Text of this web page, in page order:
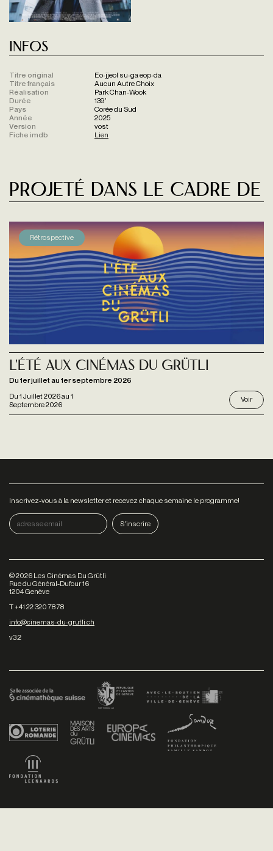
Infos
Titre original
Eo-jjeol su-ga eop-da
Titre français
Aucun Autre Choix
Réalisation
Park Chan-Wook
Durée
139'
Pays
Corée du Sud
Année
2025
Version
vost
Fiche imdb
Lien
Projeté dans le cadre de
Rétrospective
Du 1 Juillet 2026au 1
Septembre 2026
L'été aux Cinémas du Grütli
Du 1er juillet au 1er septembre 2026
Voir
Inscrivez-vous à la newsletter et recevez chaque semaine le programme!
©2026 Les Cinémas Du Grütli
Rue du Général-Dufour 16
1204 Genève
T +41 22 320 78 78
info@cinemas-du-grutli.ch
v3.2